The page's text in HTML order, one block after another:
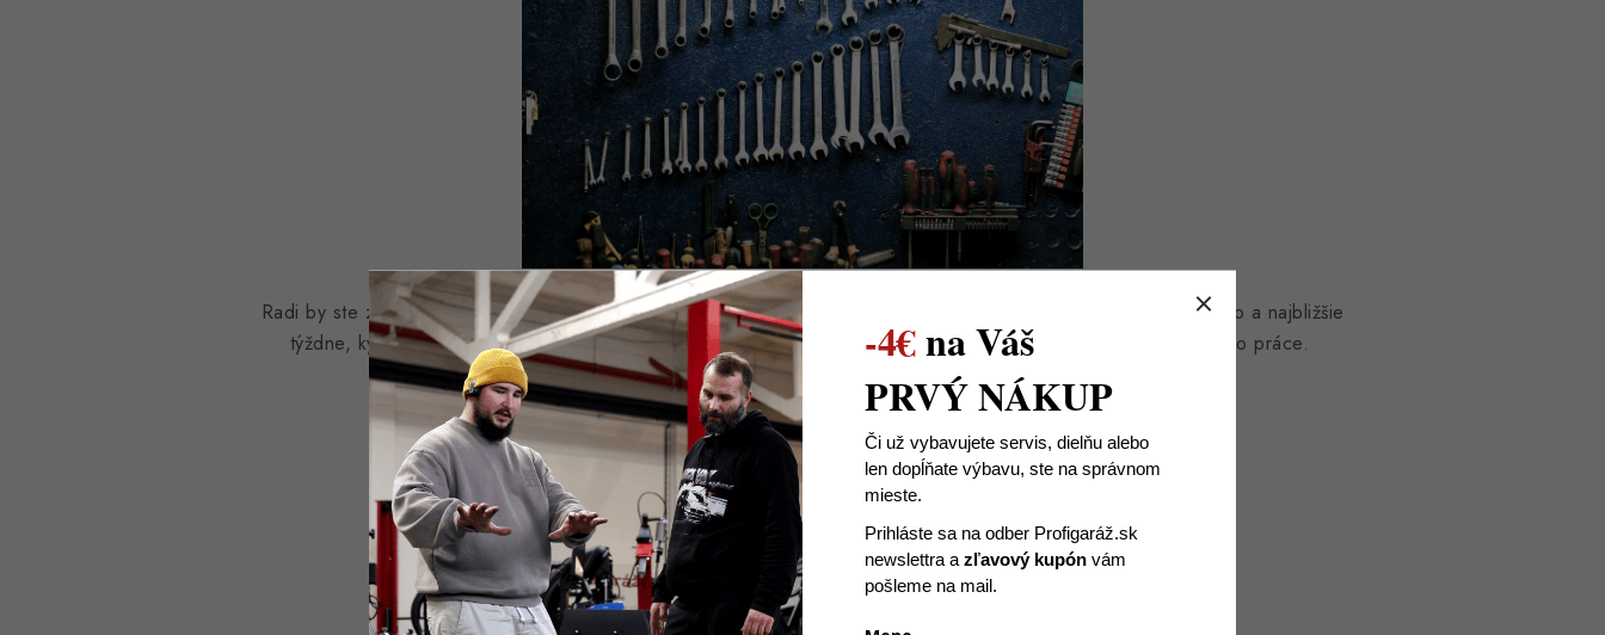
Radi by ste zrealizovali svoje vysnívané projekty, no nemali ste priestor na vybavenie svojej dielne? To sa zmenilo a najbližšie
týždne, kým sa budete izolovať kvôli koronavírusu, môžete investovať do vybaveniasvojej dielne a pustiť sa do práce.
3. Dajte si do poriadku svoje auto
-4€na Váš
PRVÝ NÁKUP
Či už vybavujete servis, dielňu alebo
len dopĺňate výbavu, ste na správnom
mieste.
Prihláste sa na odber Profigaráž.sk
newslettra a zľavový kupón vám
pošleme na mail.